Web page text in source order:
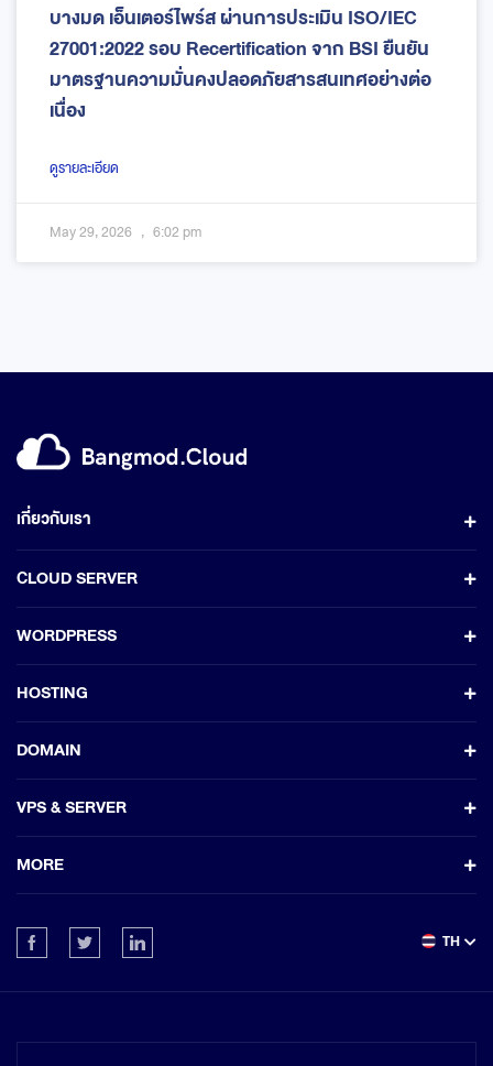
บางมด เอ็นเตอร์ไพร์ส ผ่านการประเมิน ISO/IEC
27001:2022 รอบ Recertification จาก BSI ยืนยัน
มาตรฐานความมั่นคงปลอดภัยสารสนเทศอย่างต่อ
เนื่อง
ดูรายละเอียด
May 29, 2026 6:02 pm
เกี่ยวกับเรา
CLOUD SERVER
WORDPRESS
HOSTING
DOMAIN
VPS & SERVER
MORE
TH